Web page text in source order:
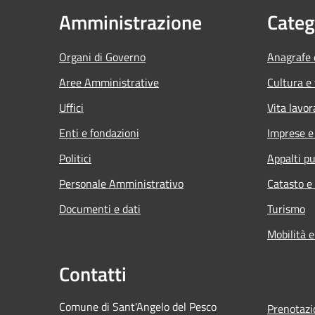
Amministrazione
Organi di Governo
Aree Amministrative
Uffici
Enti e fondazioni
Politici
Personale Amministrativo
Documenti e dati
Cultura
Vita
Imprese
Appalti
Catasto
Turismo
Mobilità
Contatti
Comune di Sant'Angelo del Pesco